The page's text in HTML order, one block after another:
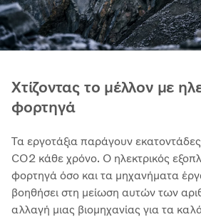
Χτίζοντας το μέλλον με
φορτηγά
Τα εργοτάξια παράγουν
CO2 κάθε χρόνο. Ο ηλεκτρικός
φορτηγά όσο και τα μηχανήματα
βοηθήσει στη μείωση αυτών των
αλλαγή μιας βιομηχανίας για τα